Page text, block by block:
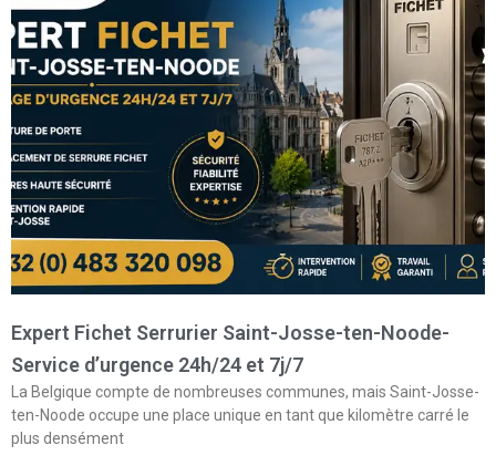
Expert Fichet Serrurier Saint-Josse-ten-Noode-
Service d’urgence 24h/24 et 7j/7
La Belgique compte de nombreuses communes, mais Saint-Josse-
ten-Noode occupe une place unique en tant que kilomètre carré le
plus densément